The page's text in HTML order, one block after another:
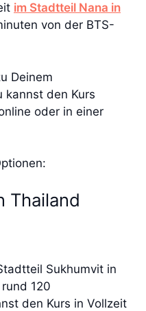
im Stadtteil Nana in
von der BTS-
Deinem
kannst den Kurs
oder in einer
Thailand
Sukhumvit in
120
den Kurs in Vollzeit